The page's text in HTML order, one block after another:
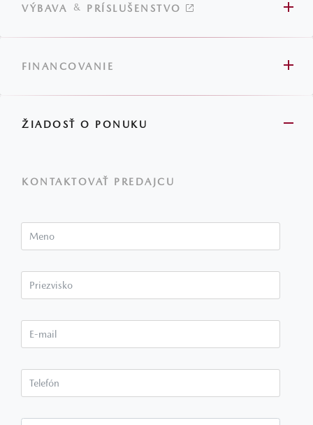
VÝBAVA & PRÍSLUŠENSTVO
FINANCOVANIE
ŽIADOSŤ O PONUKU
KONTAKTOVAŤ PREDAJCU